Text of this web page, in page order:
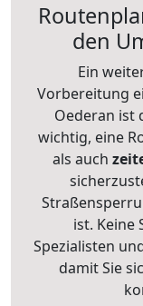
den
Ein
Vorbereitung
Oederan ist
wichtig, eine
als auch
ist. Keine
Spezialisten
damit Sie